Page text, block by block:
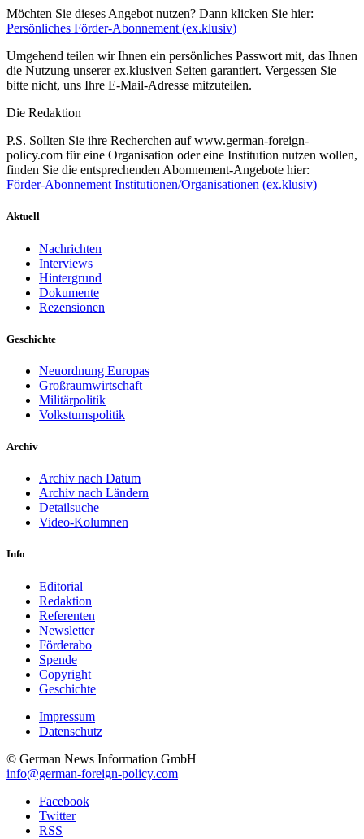
Möchten Sie dieses Angebot nutzen? Dann klicken Sie hier:
Persönliches Förder-Abonnement (ex.klusiv)
Umgehend teilen wir Ihnen ein persönliches Passwort mit, das Ihnen
die Nutzung unserer ex.klusiven Seiten garantiert. Vergessen Sie
bitte nicht, uns Ihre E-Mail-Adresse mitzuteilen.
Die Redaktion
P.S. Sollten Sie ihre Recherchen auf www.german-foreign-
policy.com für eine Organisation oder eine Institution nutzen wollen,
finden Sie die entsprechenden Abonnement-Angebote hier:
Förder-Abonnement Institutionen/Organisationen (ex.klusiv)
Aktuell
Nachrichten
Interviews
Hintergrund
Dokumente
Rezensionen
Geschichte
Neuordnung Europas
Großraumwirtschaft
Militärpolitik
Volkstumspolitik
Archiv
Archiv nach Datum
Archiv nach Ländern
Detailsuche
Video-Kolumnen
Info
Editorial
Redaktion
Referenten
Newsletter
Förderabo
Spende
Copyright
Geschichte
Impressum
Datenschutz
© German News Information GmbH
info@german-foreign-policy.com
Facebook
Twitter
RSS